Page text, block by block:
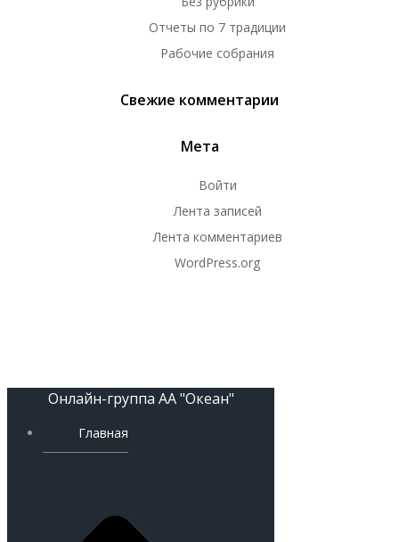
Отчеты по 7 традиции
Рабочие собрания
Свежие комментарии
Мета
Войти
Лента записей
Лента комментариев
WordPress.org
Онлайн-группа АА "Океан"
Главная